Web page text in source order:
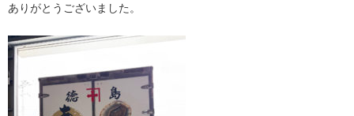
ありがとうございました。